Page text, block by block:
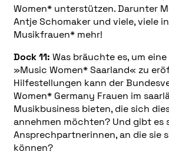
Women* unterstützen. Darunter
Antje Schomaker und viele, viele
Musikfrauen* mehr!
Dock 11: Was bräuchte es, um
»Music Women* Saarland« zu
Hilfestellungen kann der
Women* Germany Frauen im
Musikbusiness bieten, die sich
annehmen möchten? Und gibt es
Ansprechpartnerinnen, an die sie
können?